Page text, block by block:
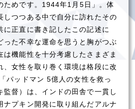
ためです。1944年1月5日」。体
しつつある中で自分に訪れたその
に正直に書き記したこの記述に
った不幸な運命を思うと胸がつぶ
は機能性を十分考慮したさまざま
、女性を取り巻く環境は格段に改
ッドマン 5億人の女性を救っ
監督）は、インドの田舎で一貫し
ナプキン開発に取り組んだアルナ